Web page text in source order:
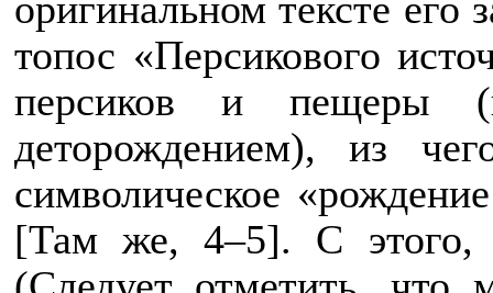
оригинальном тексте
топос «Персикового
персиков и пещеры
деторождением), из
символическое
[Там же, 4–5]. С этого,